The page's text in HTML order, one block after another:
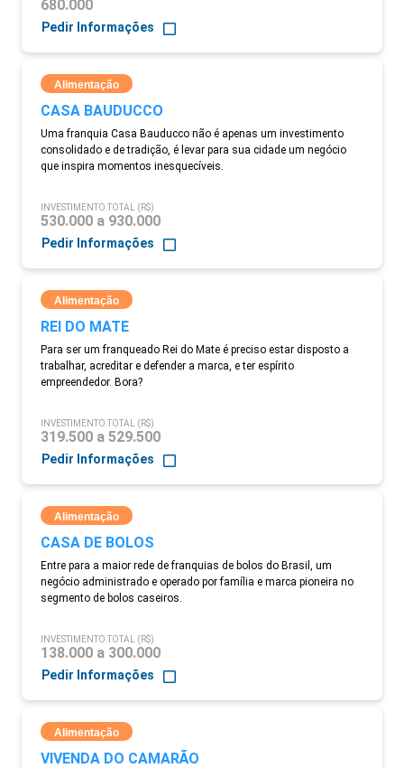
680.000
Pedir Informações
Alimentação
CASA BAUDUCCO
Uma franquia Casa Bauducco não é apenas um investimento
consolidado e de tradição, é levar para sua cidade um negócio
que inspira momentos inesquecíveis.
INVESTIMENTO TOTAL (R$)
530.000 a 930.000
Pedir Informações
Alimentação
REI DO MATE
Para ser um franqueado Rei do Mate é preciso estar disposto a
trabalhar, acreditar e defender a marca, e ter espírito
empreendedor. Bora?
INVESTIMENTO TOTAL (R$)
319.500 a 529.500
Pedir Informações
Alimentação
CASA DE BOLOS
Entre para a maior rede de franquias de bolos do Brasil, um
negócio administrado e operado por família e marca pioneira no
segmento de bolos caseiros.
INVESTIMENTO TOTAL (R$)
138.000 a 300.000
Pedir Informações
Alimentação
VIVENDA DO CAMARÃO